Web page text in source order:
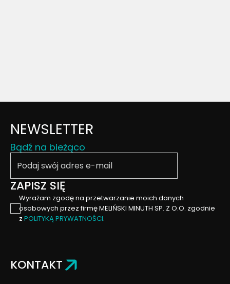
NEWSLETTER
Bądź na bieżąco
ZAPISZ SIĘ
Wyrażam zgodę na przetwarzanie moich danych
osobowych przez firmę MELIŃSKI MINUTH SP. Z O.O. zgodnie
z POLITYKĄ PRYWATNOŚCI.
KONTAKT